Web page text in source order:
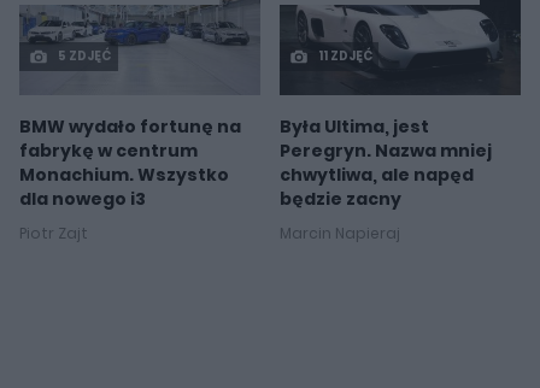
5 ZDJĘĆ
BMW wydało fortunę na
fabrykę w centrum
Monachium. Wszystko
dla nowego i3
Piotr Zajt
11 ZDJĘĆ
Była Ultima, jest
Peregryn. Nazwa mniej
chwytliwa, ale napęd
będzie zacny
Marcin Napieraj